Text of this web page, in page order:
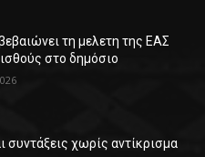
τη μελετη της ΕΑΣ
στο δημόσιο
συντάξεις χωρίς αντίκρισμα